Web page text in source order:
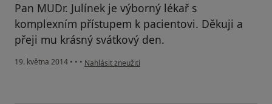
Pan MUDr. Julínek je výborný lékař s
komplexním přístupem k pacientovi. Děkuji a
přeji mu krásný svátkový den.
19. května 2014 • • • podle názoru uživatele Váš účet byl odstraněn
Nahlásit zneužití